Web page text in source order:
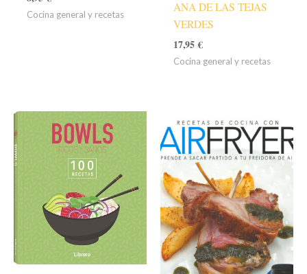
Cocina general y recetas
ANA DE LAS TEJAS
VERDES
17,95€
Cocina general y recetas